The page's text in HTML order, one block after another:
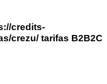
credits-
crezu/ tarifas B2B2C